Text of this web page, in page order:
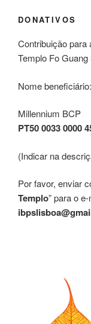
DONATIVOS
Contribuição para
Templo Fo
Nome beneficiário:
Millennium BCP
PT50 0033 0000
(Indicar na
Por favor, enviar
Templo” para o